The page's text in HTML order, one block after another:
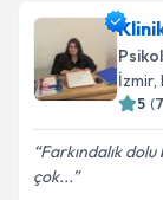
İzmir,
5 (7
Farkındalık
çok...